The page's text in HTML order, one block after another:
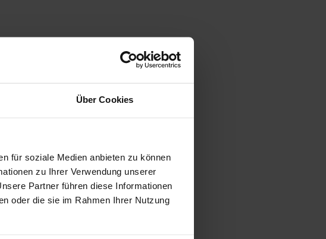
Über Cookies
für soziale Medien anbieten zu können
zu Ihrer Verwendung unserer
Partner führen diese Informationen
oder die sie im Rahmen Ihrer Nutzung